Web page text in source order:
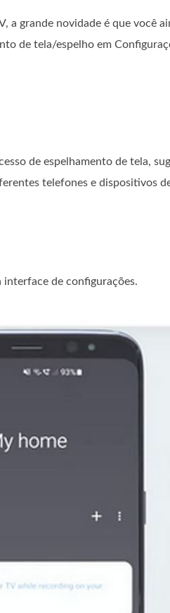
a grande novidade é que você
de tela/espelho em
de espelhamento de tela,
telefones e dispositivos
interface de configurações.